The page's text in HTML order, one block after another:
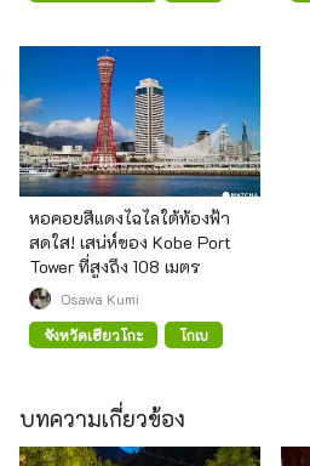
หอคอยสีแดงไฉไลใต้ท้องฟ้า
สดใส! เสน่ห์ของ Kobe Port
Tower ที่สูงถึง 108 เมตร
Osawa Kumi
จังหวัดเฮียวโกะ
โกเบ
บทความเกี่ยวข้อง